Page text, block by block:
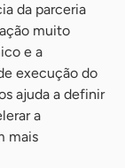
da parceria
muito
e a
execução do
ajuda a definir
a
mais